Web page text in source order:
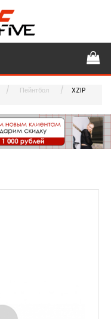
Пейнтбол
XZIP